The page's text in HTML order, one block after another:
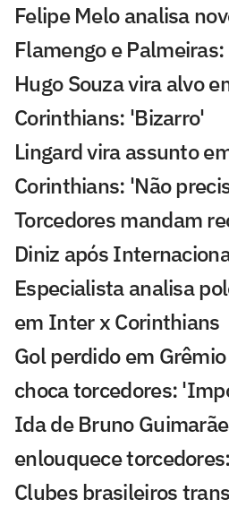
Felipe Melo analisa
Flamengo e
Hugo Souza vira alvo
Corinthians: 'Bizarro'
Lingard vira assunto
Corinthians: 'Não
Torcedores mandam
Diniz após
Especialista analisa
em Inter x Corinthians
Gol perdido em
choca torcedores:
Ida de Bruno
enlouquece
Clubes brasileiros